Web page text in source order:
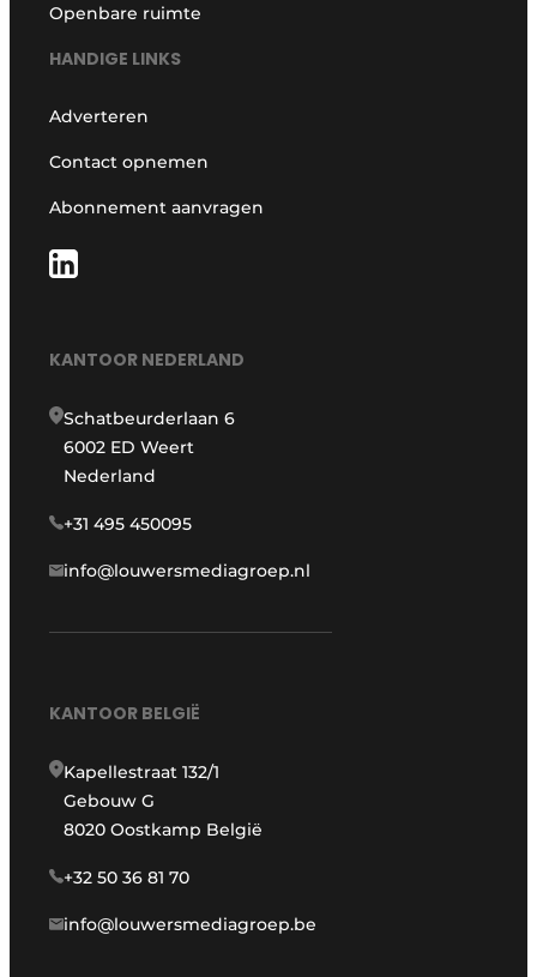
Openbare ruimte
HANDIGE LINKS
Adverteren
Contact opnemen
Abonnement aanvragen
KANTOOR NEDERLAND
Schatbeurderlaan 6
6002 ED Weert
Nederland
+31 495 450095
info@louwersmediagroep.nl
KANTOOR BELGIË
Kapellestraat 132/1
Gebouw G
8020 Oostkamp België
+32 50 36 81 70
info@louwersmediagroep.be